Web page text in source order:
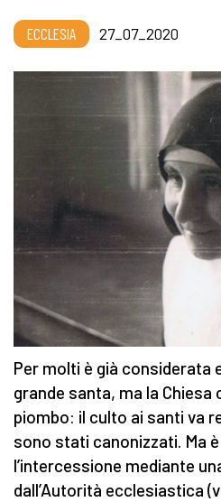
ECCLESIA 27_07_2020
Per molti è già considerata
grande santa, ma la Chiesa
piombo: il culto ai santi va
sono stati canonizzati. Ma
l’intercessione mediante
dall’Autorità ecclesiastica